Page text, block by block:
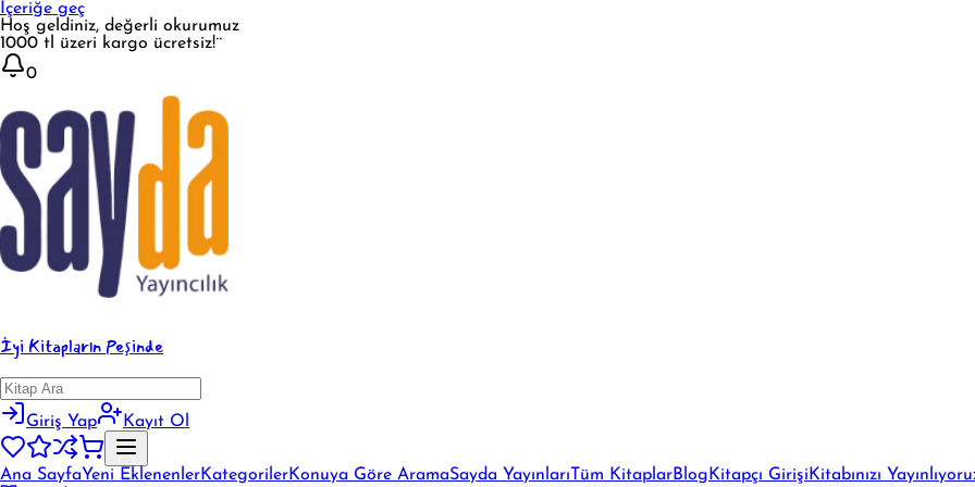
İçeriğe geç
Hoş geldiniz, değerli okurumuz
1000 tl üzeri kargo ücretsiz!¨
0
İyi Kitapların Peşinde
Giriş Yap Kayıt Ol
Ana SayfaYeni EklenenlerKategorilerKonuya Göre AramaSayda Yayınları Tüm KitaplarBlog Kitapçı Girişi Kitabınızı